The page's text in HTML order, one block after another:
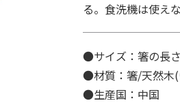
る。食洗機は使えな
●サイズ：箸の長
●材質：箸/天然木(
●生産国：中国